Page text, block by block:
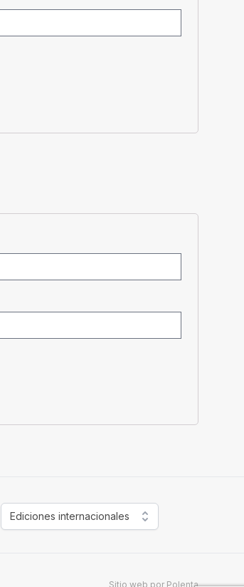
Ediciones internacionales
Sitio web por Polenta